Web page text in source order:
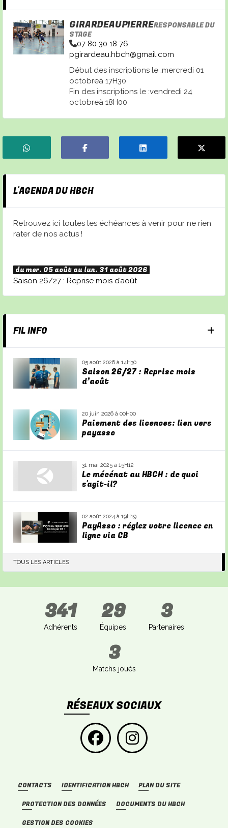
GIRARDEAUPIERRERESPONSABLE DU
STAGE
07 80 30 18 76
pgirardeau.hbch@gmail.com
Début des inscriptions le :mercredi 01
octobreà 17H30
Fin des inscriptions le :vendredi 24
octobreà 18H00
L'AGENDA DU HBCH
Retrouvez ici toutes les échéances à venir pour ne rien
rater de nos actus !
du mer. 05 août au lun. 31 août 2026
Saison 26/27 : Reprise mois d’août
FIL INFO
05 août 2026 à 14H30
Saison 26/27 : Reprise mois
d’août
20 juin 2026 à 00H00
Paiement des licences: lien vers
payasso
31 mai 2025 à 15H12
Le mécénat au HBCH : de quoi
s'agit-il?
02 août 2024 à 19H19
PayAsso : réglez votre licence en
ligne via CB
TOUS LES ARTICLES
341
Adhérents
29
Équipes
3
Partenaires
3
Matchs joués
RÉSEAUX SOCIAUX
CONTACTS IDENTIFICATION HBCH PLAN DU SITE
PROTECTION DES DONNÉES DOCUMENTS DU HBCH
GESTION DES COOKIES